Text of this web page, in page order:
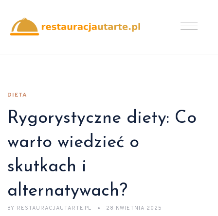
DIETA
Rygorystyczne diety: Co
warto wiedzieć o
skutkach i
alternatywach?
BY RESTAURACJAUTARTE.PL 28 KWIETNIA 2025